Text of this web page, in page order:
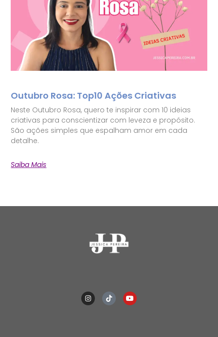
Outubro Rosa: Top10 Ações Criativas
Neste Outubro Rosa, quero te inspirar com 10 ideias
criativas para conscientizar com leveza e propósito.
São ações simples que espalham amor em cada
detalhe.
Saiba Mais